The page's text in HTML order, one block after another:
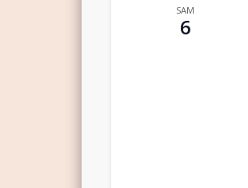
SAM
6